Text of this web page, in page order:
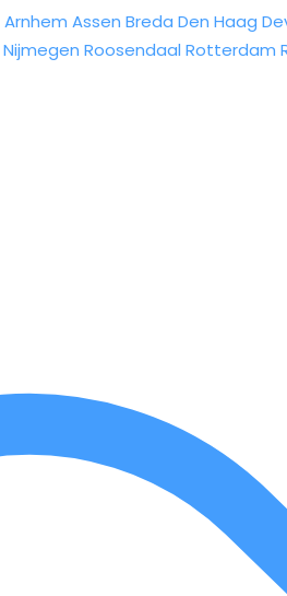
Arnhem Assen Breda Den Haag
Nijmegen Roosendaal Rotterdam